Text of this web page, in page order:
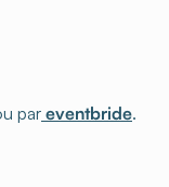
par eventbride.